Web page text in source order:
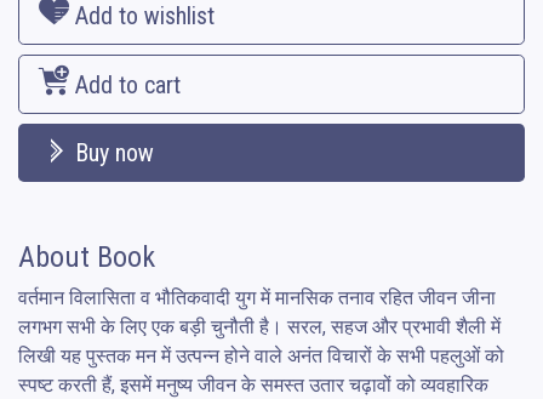
Add to wishlist
Add to cart
Buy now
About Book
वर्तमान विलासिता व भौतिकवादी युग में मानसिक तनाव रहित जीवन जीना
लगभग सभी के लिए एक बड़ी चुनौती है। सरल, सहज और प्रभावी शैली में
लिखी यह पुस्तक मन में उत्पन्न होने वाले अनंत विचारों के सभी पहलुओं को
स्पष्ट करती हैं, इसमें मनुष्य जीवन के समस्त उतार चढ़ावों को व्यवहारिक